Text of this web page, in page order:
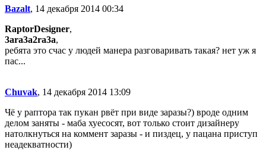
Bazalt, 14 декабря 2014 00:34
RaptorDesigner,
3ara3a2ra3a,
ребята это счас у людей манера разговаривать такая? нет уж я
пас...
Chuvak, 14 декабря 2014 13:09
Чё у раптора так пукан рвёт при виде заразы?) вроде одним
делом заняты - маба хуесосят, вот только стоит дизайнеру
натолкнуться на коммент заразы - и пиздец, у пацана приступ
неадекватности)